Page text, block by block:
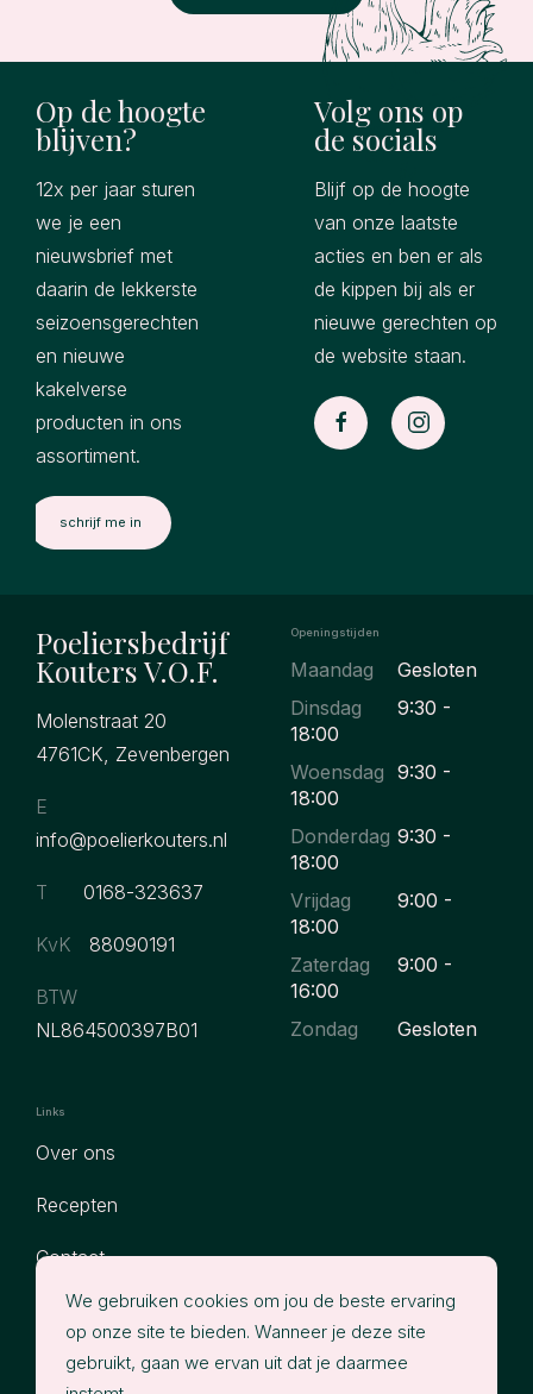
Op de hoogte
blijven?
12x per jaar sturen
we je een
nieuwsbrief met
daarin de lekkerste
seizoensgerechten
en nieuwe
kakelverse
producten in ons
assortiment.
Volg ons op
de socials
Blijf op de hoogte
van onze laatste
acties en ben er als
de kippen bij als er
nieuwe gerechten op
de website staan.
Poeliersbedrijf
Kouters V.O.F.
Molenstraat 20
4761CK, Zevenbergen
E
info@poelierkouters.nl
T 0168-323637
KvK 88090191
BTW
NL864500397B01
Openingstijden
Maandag
Gesloten
Dinsdag
9:30 -
18:00
Woensdag 9:30 -
18:00
Donderdag 9:30 -
18:00
Vrijdag
9:00 -
18:00
Zaterdag
9:00 -
16:00
Zondag
Gesloten
Links
Over ons
Recepten
Contact
Assortiment
Privacy
We gebruiken cookies om jou de beste ervaring
op onze site te bieden. Wanneer je deze site
gebruikt, gaan we ervan uit dat je daarmee